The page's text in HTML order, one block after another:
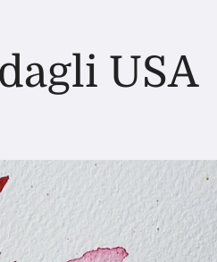
Tiếng Việt
USA